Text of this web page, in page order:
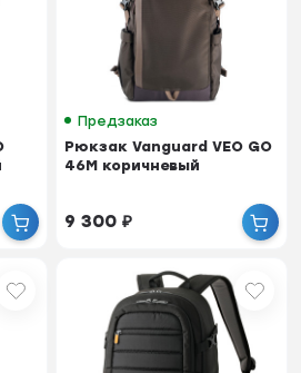
Предзаказ
Рюкзак Vanguard VEO GO
46M коричневый
9 300₽